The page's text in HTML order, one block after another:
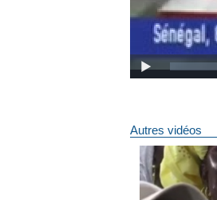
Autres vidéos